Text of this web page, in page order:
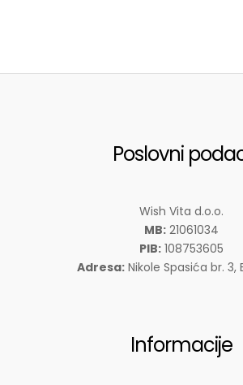
Poslovni
Wish Vita d.o.o.
MB: 21061034
PIB: 108753605
Adresa:Nikole Spasića br. 3,
Informacije